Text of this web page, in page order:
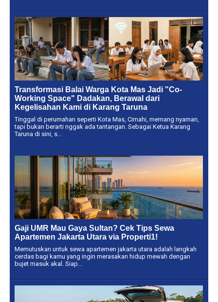
Transformasi Balai Warga Kota Mas Jadi "Co-
Working Space" Dadakan, Berawal dari
Kegelisahan Kami di Karang Taruna
Tinggal di perumahan seperti Kota Mas, Cimahi, memang nyaman,
tapi bukan berarti nggak ada tantangan. Sebagai Ketua Karang
Taruna di sini, s...
Gaji UMR Mau Gaya Sultan? Cek Tips Sewa
Apartemen Jakarta Utara via Properti1!
Memutuskan untuk sewa apartemen jakarta utara adalah langkah
cerdas bagi kamu yang ingin merasakan hidup mewah dengan
bujet masuk akal. Siap...